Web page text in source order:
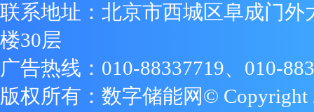
联系地址：北京市西城区阜成门外
楼30层
广告热线：010-88337719、010-
版权所有：数字储能网© Copyright